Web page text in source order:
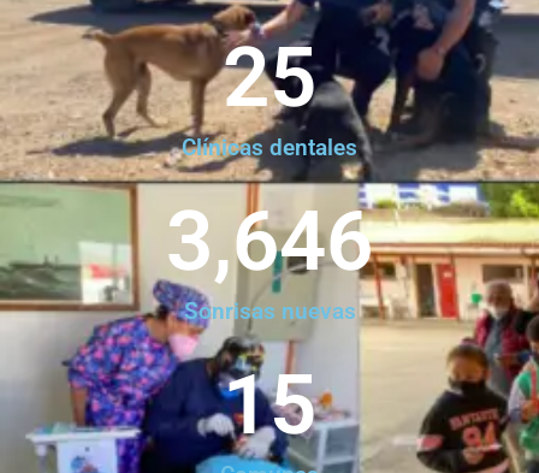
Clínicas dentales
25
Sonrisas nuevas
3,646
15